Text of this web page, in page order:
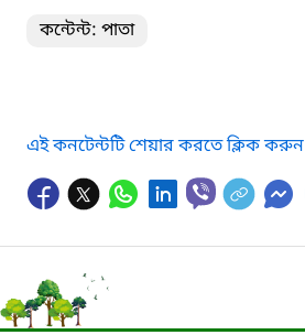
কন্টেন্ট: পাতা
এই কনটেন্টটি শেয়ার করতে ক্লিক করুন